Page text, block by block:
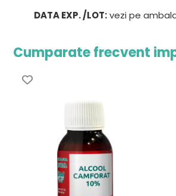
DATA EXP. /LOT:vezi pe
Cumparate frecvent